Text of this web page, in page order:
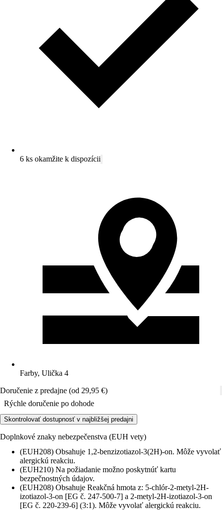
6 ks okamžite k dispozícii
Farby, Ulička 4
Doručenie z predajne (od 29,95 €)
Rýchle doručenie po dohode
Skontrolovať dostupnosť v najbližšej predajni
Doplnkové znaky nebezpečenstva (EUH vety)
(EUH208) Obsahuje 1,2-benzizotiazol-3(2H)-on. Môže vyvolať
alergickú reakciu.
(EUH210) Na požiadanie možno poskytnúť kartu
bezpečnostných údajov.
(EUH208) Obsahuje Reakčná hmota z: 5-chlór-2-metyl-2H-
izotiazol-3-on [EG č. 247-500-7] a 2-metyl-2H-izotiazol-3-on
[EG č. 220-239-6] (3:1). Môže vyvolať alergickú reakciu.